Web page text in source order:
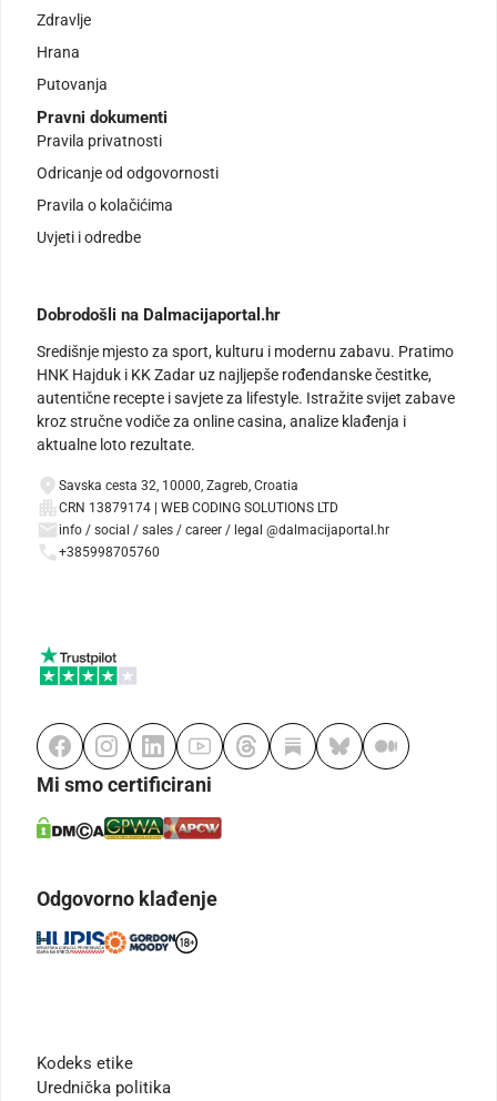
Zdravlje
Hrana
Putovanja
Pravni dokumenti
Pravila privatnosti
Odricanje od odgovornosti
Pravila o kolačićima
Uvjeti i odredbe
Dobrodošli na Dalmacijaportal.hr
Središnje mjesto za sport, kulturu i modernu zabavu. Pratimo
HNK Hajduk i KK Zadar uz najljepše rođendanske čestitke,
autentične recepte i savjete za lifestyle. Istražite svijet zabave
kroz stručne vodiče za online casina, analize klađenja i
aktualne loto rezultate.
Savska cesta 32, 10000, Zagreb, Croatia
CRN 13879174 | WEB CODING SOLUTIONS LTD
info / social / sales / career / legal @dalmacijaportal.hr
+385998705760
Mi smo certificirani
Odgovorno klađenje
Kodeks etike
Urednička politika